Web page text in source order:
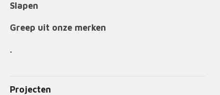
Slapen
Greep uit onze merken
.
Projecten